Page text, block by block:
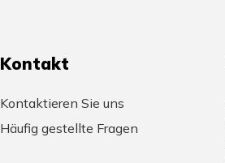
Kontakt
Kontaktieren Sie uns
Häufig gestellte Fragen